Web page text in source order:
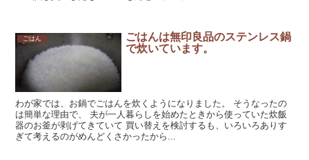
ごはん
ごはんは無印良品のステンレス鍋
で炊いています。
わが家では、お鍋でごはんを炊くようになりました。 そうなったの
は簡単な理由で、 夫が一人暮らしを始めたときから使っていた炊飯
器のお釜が剥げてきていて 買い替えを検討するも、いろいろありす
ぎて考えるのがめんどくさかったから...